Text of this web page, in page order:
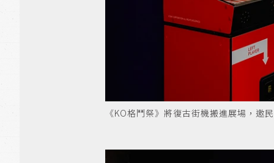
《KO格鬥祭》將復古街機搬進展場，邀